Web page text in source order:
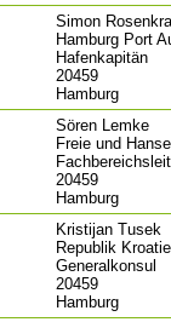
Simon
Hamburg Port
Hafenkapitän
20459
Hamburg
Sören Lemke
Freie und
20459
Hamburg
Kristijan Tusek
Republik
Generalkonsul
20459
Hamburg